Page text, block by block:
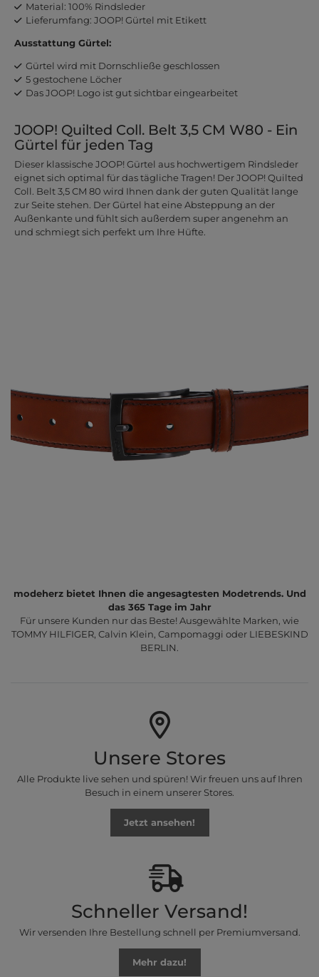
Material: 100% Rindsleder
Lieferumfang: JOOP! Gürtel mit Etikett
Ausstattung Gürtel:
Gürtel wird mit Dornschließe geschlossen
5 gestochene Löcher
Das JOOP! Logo ist gut sichtbar eingearbeitet
JOOP! Quilted Coll. Belt 3,5 CM W80 - Ein
Gürtel für jeden Tag
Dieser klassische JOOP! Gürtel aus hochwertigem Rindsleder
eignet sich optimal für das tägliche Tragen! Der JOOP! Quilted
Coll. Belt 3,5 CM 80 wird Ihnen dank der guten Qualität lange
zur Seite stehen. Der Gürtel hat eine Absteppung an der
Außenkante und fühlt sich außerdem super angenehm an
und schmiegt sich perfekt um Ihre Hüfte.
modeherz bietet Ihnen die angesagtesten Modetrends. Und
das 365 Tage im Jahr
Für unsere Kunden nur das Beste! Ausgewählte Marken, wie
TOMMY HILFIGER, Calvin Klein, Campomaggi oder LIEBESKIND
BERLIN.
Unsere Stores
Alle Produkte live sehen und spüren! Wir freuen uns auf Ihren
Besuch in einem unserer Stores.
Jetzt ansehen!
Schneller Versand!
Wir versenden Ihre Bestellung schnell per Premiumversand.
Mehr dazu!